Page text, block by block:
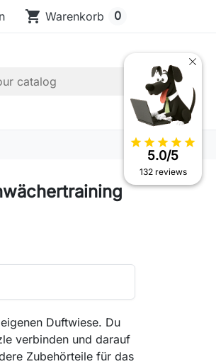
shopping_cart Warenkorb 0
Duftwiese. Du
verbinden und darauf
Zubehörteile für das
star star star star star
5.0/5
132 reviews